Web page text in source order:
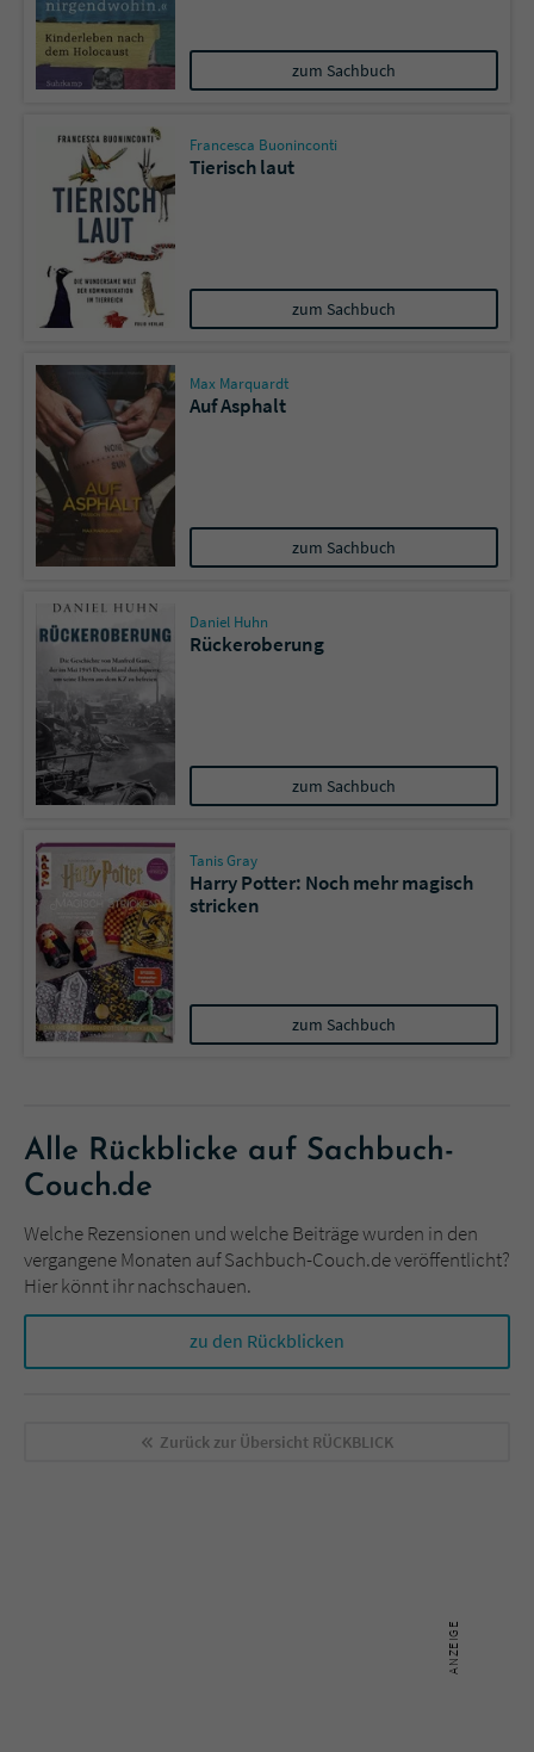
zum Sachbuch
Francesca Buoninconti
Tierisch laut
zum Sachbuch
Max Marquardt
Auf Asphalt
zum Sachbuch
Daniel Huhn
Rückeroberung
zum Sachbuch
Tanis Gray
Harry Potter: Noch mehr magisch
stricken
zum Sachbuch
Alle Rückblicke auf Sachbuch-
Couch.de
Welche Rezensionen und welche Beiträge wurden in den
vergangene Monaten auf Sachbuch-Couch.de veröffentlicht?
Hier könnt ihr nachschauen.
zu den Rückblicken
Zurück zur Übersicht RÜCKBLICK